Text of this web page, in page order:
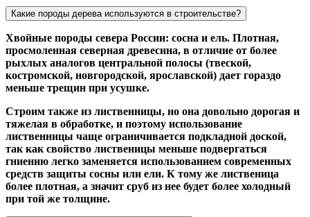
Какие породы дерева используются в строительстве?
Хвойные породы севера России: сосна и ель. Плотная,
просмоленная северная древесина, в отличие от более
рыхлых аналогов центральной полосы (твеской,
костромской, новгородской, ярославской) дает гораздо
меньше трещин при усушке.
Строим также из лиственницы, но она довольно дорогая и
тяжелая в обработке, и поэтому использование
лиственницы чаще ограничивается подкладной доской,
так как свойство лиственицы меньше подвергаться
гниению легко заменяется использованием современных
средств защиты сосны или ели. К тому же лиственица
более плотная, а значит сруб из нее будет более холодный
при той же толщине.